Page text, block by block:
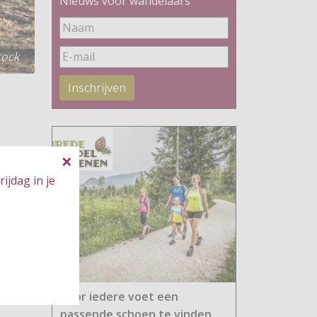
in je
Inschrijven
Voor iedere voet een